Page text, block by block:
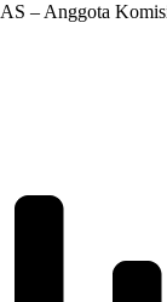
– Anggota